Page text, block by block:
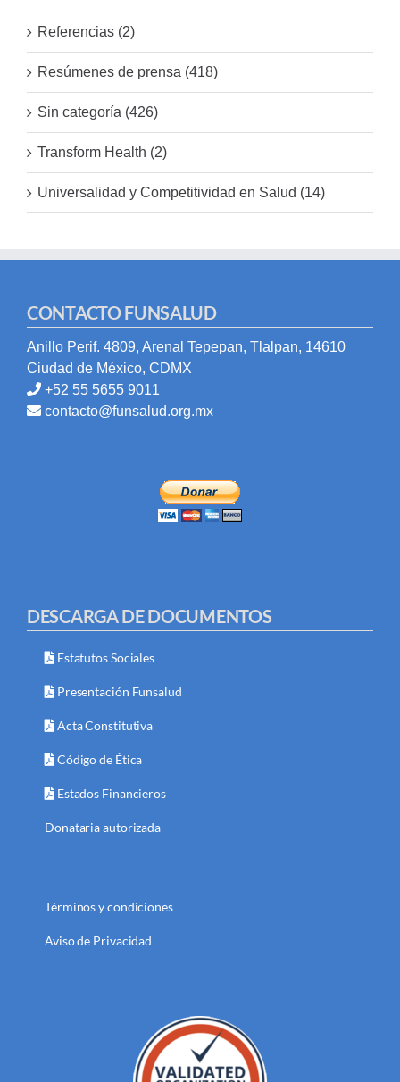
Referencias (2)
Resúmenes de prensa (418)
Sin categoría (426)
Transform Health (2)
Universalidad y Competitividad en Salud (14)
CONTACTO FUNSALUD
Anillo Perif. 4809, Arenal Tepepan, Tlalpan, 14610
Ciudad de México, CDMX
+52 55 5655 9011
contacto@funsalud.org.mx
DESCARGA DE DOCUMENTOS
Estatutos Sociales
Presentación Funsalud
Acta Constitutiva
Código de Ética
Estados Financieros
Donataria autorizada
Términos y condiciones
Aviso de Privacidad